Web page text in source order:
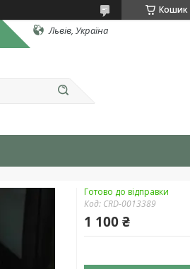
Кошик
Львів, Україна
Готово до відправки
Код: CRD-0013389
1 100 ₴